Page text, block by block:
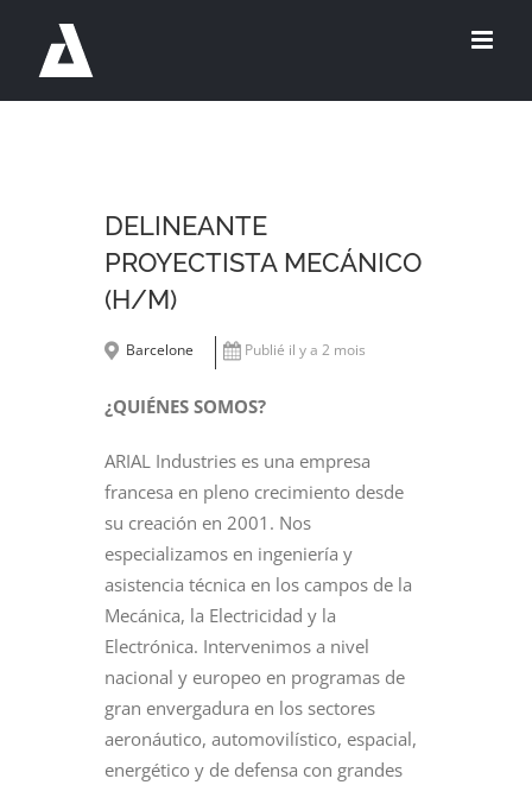
contenu
DELINEANTE
PROYECTISTA MECÁNICO
(H/M)
Barcelone Publié il y a 2 mois
¿QUIÉNES SOMOS?
ARIAL Industries es una empresa
francesa en pleno crecimiento desde
su creación en 2001. Nos
especializamos en ingeniería y
asistencia técnica en los campos de la
Mecánica, la Electricidad y la
Electrónica. Intervenimos a nivel
nacional y europeo en programas de
gran envergadura en los sectores
aeronáutico, automovilístico, espacial,
energético y de defensa con grandes